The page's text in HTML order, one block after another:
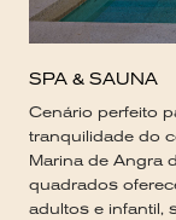
SPA & SAUNA
Cenário perfeito
tranquilidade do
Marina de Angra
quadrados
adultos e infantil,